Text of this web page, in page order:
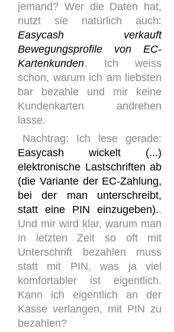
jemand? Wer die Daten hat,
nutzt sie natürlich auch:
Easycash verkauft
Bewegungsprofile von EC-
Kartenkunden. Ich weiss
schon, warum ich am liebsten
bar bezahle und mir keine
Kundenkarten andrehen
lasse.
Nachtrag: Ich lese gerade:
Easycash wickelt (...)
elektronische Lastschriften ab
(die Variante der EC-Zahlung,
bei der man unterschreibt,
statt eine PIN einzugeben)..
Und mir wird klar, warum man
in letzten Zeit so oft mit
Unterschrift bezahlen muss
statt mit PIN, was ja viel
komfortabler ist eigentlich.
Kann ich eigentlich an der
Kasse verlangen, mit PIN zu
bezahlen?